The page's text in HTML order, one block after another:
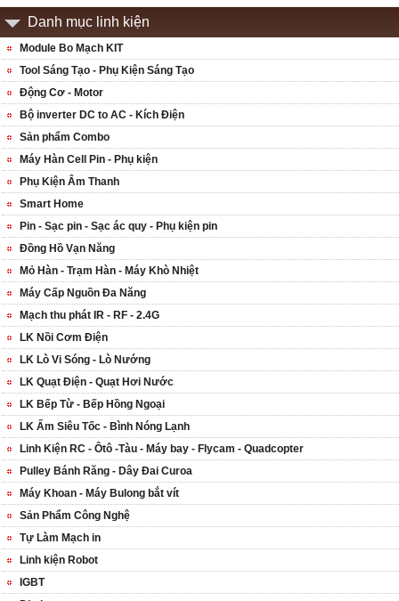
Danh mục linh kiện
Module Bo Mạch KIT
Tool Sáng Tạo - Phụ Kiện Sáng Tạo
Động Cơ - Motor
Bộ inverter DC to AC - Kích Điện
Sản phẩm Combo
Máy Hàn Cell Pin - Phụ kiện
Phụ Kiện Âm Thanh
Smart Home
Pin - Sạc pin - Sạc ác quy - Phụ kiện pin
Đồng Hồ Vạn Năng
Mỏ Hàn - Trạm Hàn - Máy Khò Nhiệt
Máy Cấp Nguồn Đa Năng
Mạch thu phát IR - RF - 2.4G
LK Nồi Cơm Điện
LK Lò Vi Sóng - Lò Nướng
LK Quạt Điện - Quạt Hơi Nước
LK Bếp Từ - Bếp Hồng Ngoại
LK Ấm Siêu Tốc - Bình Nóng Lạnh
Linh Kiện RC - Ôtô -Tàu - Máy bay - Flycam - Quadcopter
Pulley Bánh Răng - Dây Đai Curoa
Máy Khoan - Máy Bulong bắt vít
Sản Phẩm Công Nghệ
Tự Làm Mạch in
Linh kiện Robot
IGBT